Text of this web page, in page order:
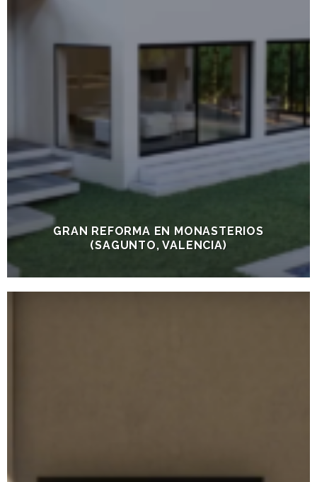
GRAN REFORMA EN MONASTERIOS
(SAGUNTO, VALENCIA)